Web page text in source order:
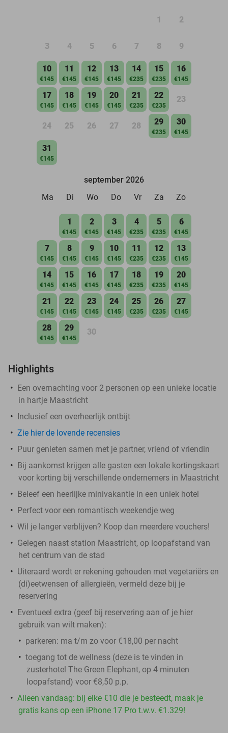
1 2
3 4 5 6 7 8 9
10
€145
11
€145
12
€145
13
€145
14
€235
15
€235
16
€145
17
€145
18
€145
19
€145
20
€145
21
€235
22
€235
23
24 25 26 27 28 29
€235
30
€145
31
€145
september 2026
Ma
Di Wo Do Vr Za Zo
1
€145
2
€145
3
€145
4
€235
5
€235
6
€145
7
€145
8
€145
9
€145
10
€145
11
€235
12
€235
13
€145
14
€145
15
€145
16
€145
17
€145
18
€235
19
€235
20
€145
21
€145
22
€145
23
€145
24
€145
25
€235
26
€235
27
€145
28
€145
29
€145
30
Highlights
Een overnachting voor 2 personen op een unieke locatie
in hartje Maastricht
Inclusief een overheerlijk ontbijt
Zie hier de lovende recensies
Puur genieten samen met je partner, vriend of vriendin
Bij aankomst krijgen alle gasten een lokale kortingskaart
voor korting bij verschillende ondernemers in Maastricht
Beleef een heerlijke minivakantie in een uniek hotel
Perfect voor een romantisch weekendje weg
Wil je langer verblijven? Koop dan meerdere vouchers!
Gelegen naast station Maastricht, op loopafstand van
het centrum van de stad
Uiteraard wordt er rekening gehouden met vegetariërs en
(di)eetwensen of allergieën, vermeld deze bij je
reservering
Eventueel extra (geef bij reservering aan of je hier
gebruik van wilt maken):
parkeren: ma t/m zo voor €18,00 per nacht
toegang tot de wellness (deze is te vinden in
zusterhotel The Green Elephant, op 4 minuten
loopafstand) voor €8,50 p.p.
Alleen vandaag: bij elke €10 die je besteedt, maak je
gratis kans op een iPhone 17 Pro t.w.v. €1.329!